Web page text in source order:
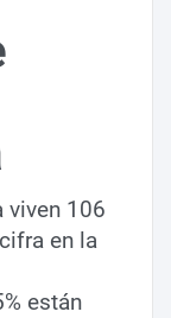
viven 106
en la
están